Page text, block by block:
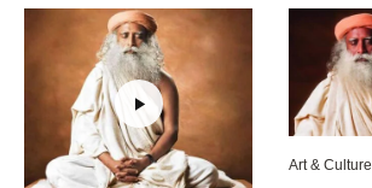
Art & Culture